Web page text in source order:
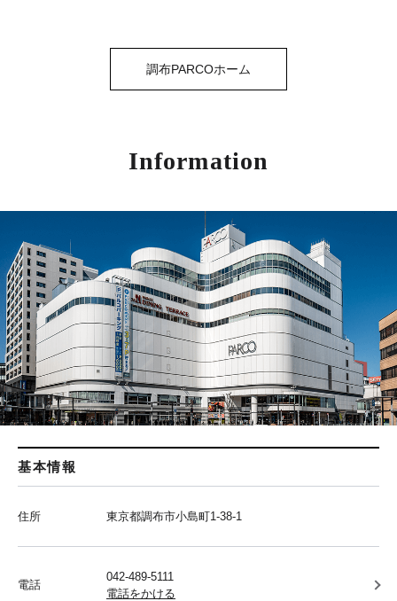
調布PARCOホーム
Information
基本情報
住所 東京都調布市小島町1-38-1
電話
042-489-5111
電話をかける